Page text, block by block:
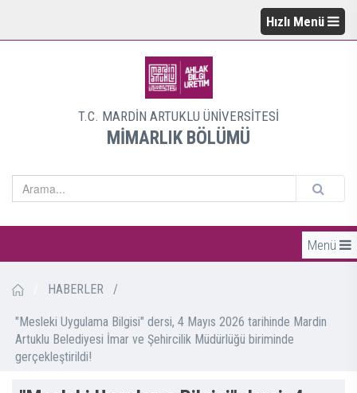
Hızlı Menü
T.C. MARDİN ARTUKLU ÜNİVERSİTESİ
MİMARLIK BÖLÜMÜ
Menü
HABERLER /
"Mesleki Uygulama Bilgisi" dersi, 4 Mayıs 2026 tarihinde Mardin
Artuklu Belediyesi İmar ve Şehircilik Müdürlüğü biriminde
gerçekleştirildi!